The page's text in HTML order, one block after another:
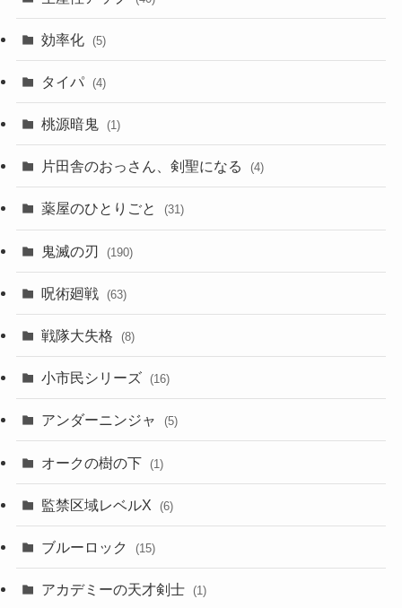
効率化 (5)
タイパ (4)
桃源暗鬼 (1)
片田舎のおっさん、剣聖になる (4)
薬屋のひとりごと (31)
鬼滅の刃 (190)
呪術廻戦 (63)
戦隊大失格 (8)
小市民シリーズ (16)
アンダーニンジャ (5)
オークの樹の下 (1)
監禁区域レベルX (6)
ブルーロック (15)
アカデミーの天才剣士 (1)